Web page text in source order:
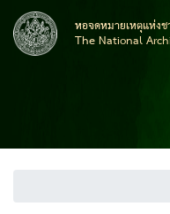
หอจดหมายเหตุแห่งช
The National